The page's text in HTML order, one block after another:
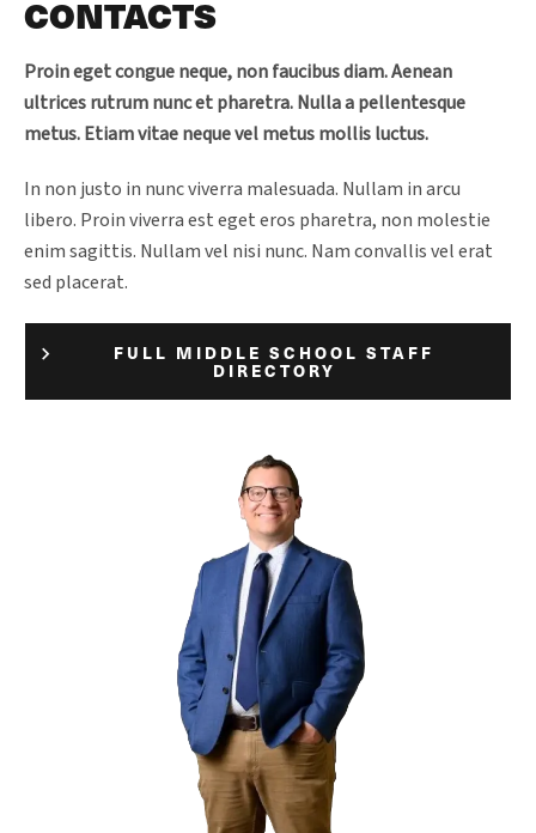
CONTACTS
Proin eget congue neque, non faucibus diam. Aenean
ultrices rutrum nunc et pharetra. Nulla a pellentesque
metus. Etiam vitae neque vel metus mollis luctus.
In non justo in nunc viverra malesuada. Nullam in arcu
libero. Proin viverra est eget eros pharetra, non molestie
enim sagittis. Nullam vel nisi nunc. Nam convallis vel erat
sed placerat.
FULL MIDDLE SCHOOL STAFF
DIRECTORY